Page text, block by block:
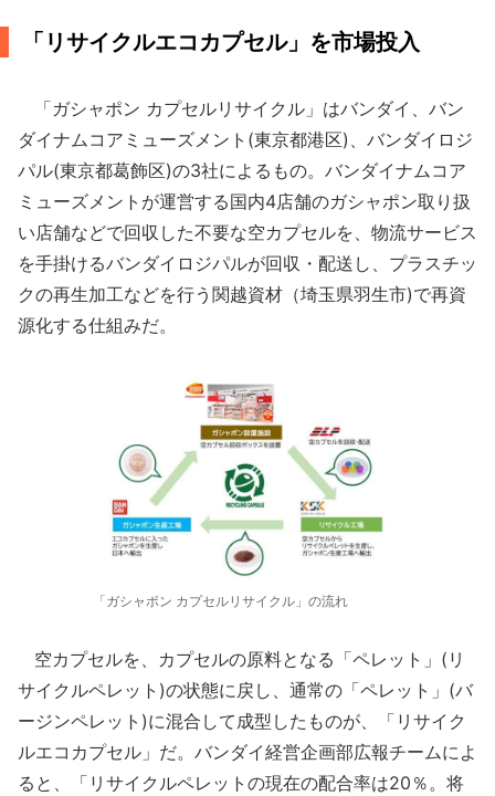
「リサイクルエコカプセル」を市場投入
「ガシャポン カプセルリサイクル」はバンダイ、バン
ダイナムコアミューズメント(東京都港区)、バンダイロジ
パル(東京都葛飾区)の3社によるもの。バンダイナムコア
ミューズメントが運営する国内4店舗のガシャポン取り扱
い店舗などで回収した不要な空カプセルを、物流サービス
を手掛けるバンダイロジパルが回収・配送し、プラスチッ
クの再生加工などを行う関越資材（埼玉県羽生市)で再資
源化する仕組みだ。
「ガシャポン カプセルリサイクル」の流れ
空カプセルを、カプセルの原料となる「ペレット」(リ
サイクルペレット)の状態に戻し、通常の「ペレット」(バ
ージンペレット)に混合して成型したものが、「リサイク
ルエコカプセル」だ。バンダイ経営企画部広報チームによ
ると、「リサイクルペレットの現在の配合率は20％。将